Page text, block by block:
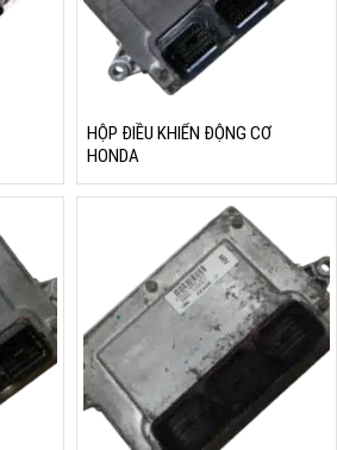
HỘP ĐIỀU KHIỂN ĐỘNG CƠ
HONDA